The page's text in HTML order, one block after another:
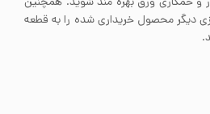
دیگر محصول خریداری شده را به قطعه